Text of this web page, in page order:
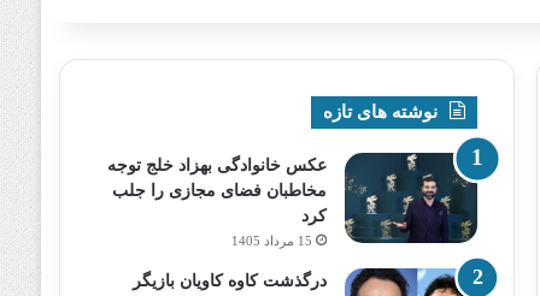
نوشته های تازه
عکس خانوادگی بهزاد خلج توجه
مخاطبان فضای مجازی را جلب
کرد
15 مرداد 1405
درگذشت کاوه کاویان بازیگر